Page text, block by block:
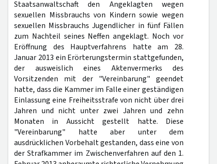
Staatsanwaltschaft den Angeklagten wegen
sexuellen Missbrauchs von Kindern sowie wegen
sexuellen Missbrauchs Jugendlicher in fünf Fällen
zum Nachteil seines Neffen angeklagt. Noch vor
Eröffnung des Hauptverfahrens hatte am 28.
Januar 2013 ein Erörterungstermin stattgefunden,
der ausweislich eines Aktenvermerks des
Vorsitzenden mit der "Vereinbarung" geendet
hatte, dass die Kammer im Falle einer geständigen
Einlassung eine Freiheitsstrafe von nicht über drei
Jahren und nicht unter zwei Jahren und zehn
Monaten in Aussicht gestellt hatte. Diese
"Vereinbarung" hatte aber unter dem
ausdrücklichen Vorbehalt gestanden, dass eine von
der Strafkammer im Zwischenverfahren auf den 1.